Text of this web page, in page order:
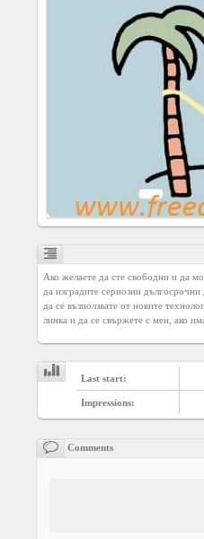
Login
FB
login
Registration
YEPSE.COM
Ако желаете да сте свободни и да
да изградите сериозни
да се възползвате от новите
линка и да се свържете с мен, ако
Last start:
Impressions:
Comments